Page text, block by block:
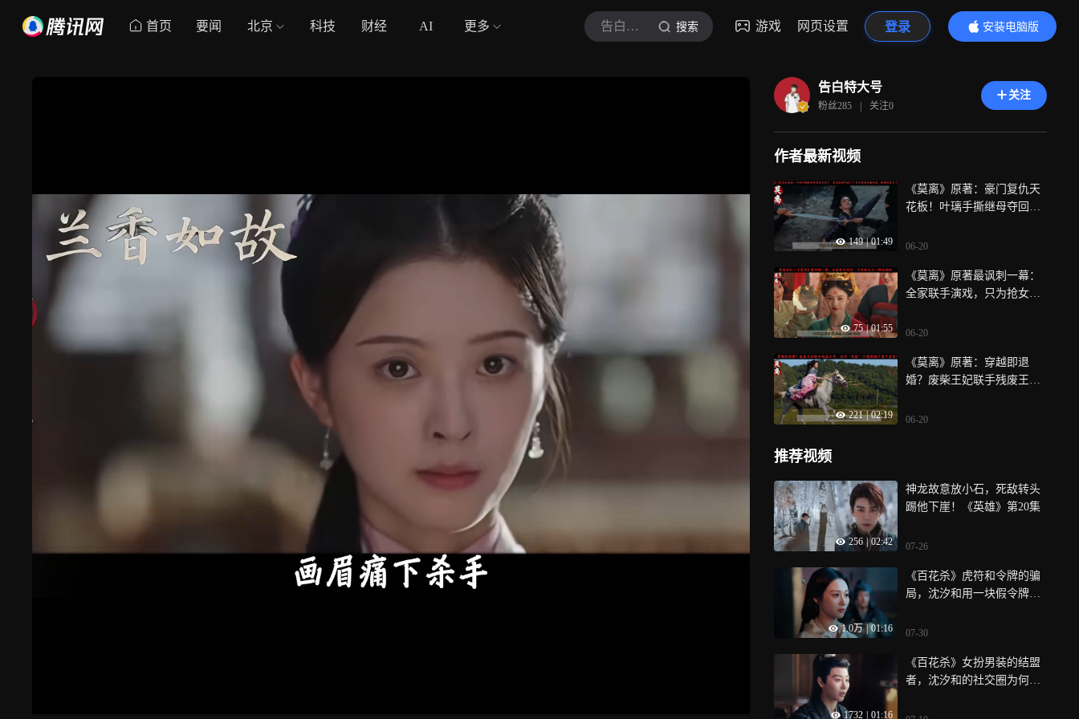
首页 要闻 北京 科技 财经 AI 更多 告白特大号 搜索 游戏 网页设置 登录
安装电脑版
内容更精彩
告白特大号
粉丝285 | 关注0
关注
作者最新视频
149 | 01:49
《莫离》原著：豪门复仇天
花板！叶璃手撕继母夺回亿
定王隔街目睹全程，眼神彻
06-20
75 | 01:55
《莫离》原著最讽刺一幕：
全家联手演戏，只为抢女儿
06-20
221 | 02:19
《莫离》原著：穿越即退
婚？废柴王妃联手残废王
整个皇室！
06-20
推荐视频
256 | 02:42
神龙故意放小石，死敌转头
踢他下崖！《英雄》第20集
07-26
1.0万 01:16
《百花杀》虎符和令牌的骗
局，沈汐和用一块假令牌钓
07-30
1732 01:16
《百花杀》女扮男装的结盟
者，沈汐和的社交圈为何全